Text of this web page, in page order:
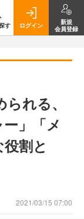
す ログイン
新規
会員登録
れる、
」「メ
割と
2021/03/15 07:00